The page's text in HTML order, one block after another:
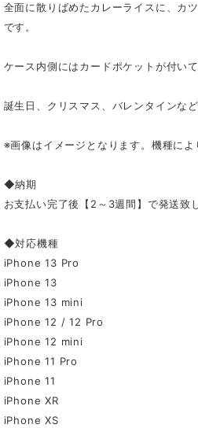
全面に散りばめたカレーライスに、カ
です。
ケース内側にはカードポケットが付い
誕生日、クリスマス、バレンタインな
※画像はイメージとなります。機種に
◆納期
お支払い完了後【2～3週間】で発送致
◆対応機種
iPhone 13 Pro
iPhone 13
iPhone 13 mini
iPhone 12 / 12 Pro
iPhone 12 mini
iPhone 11 Pro
iPhone 11
iPhone XR
iPhone XS